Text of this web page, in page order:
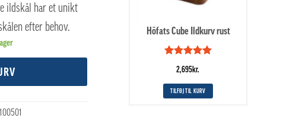
ildskål har et unikt
efter behov.
100501
Höfats Cube Ildkurv rust
Vurderet
ud af 5
2,695kr.
TILFØJ TIL KURV